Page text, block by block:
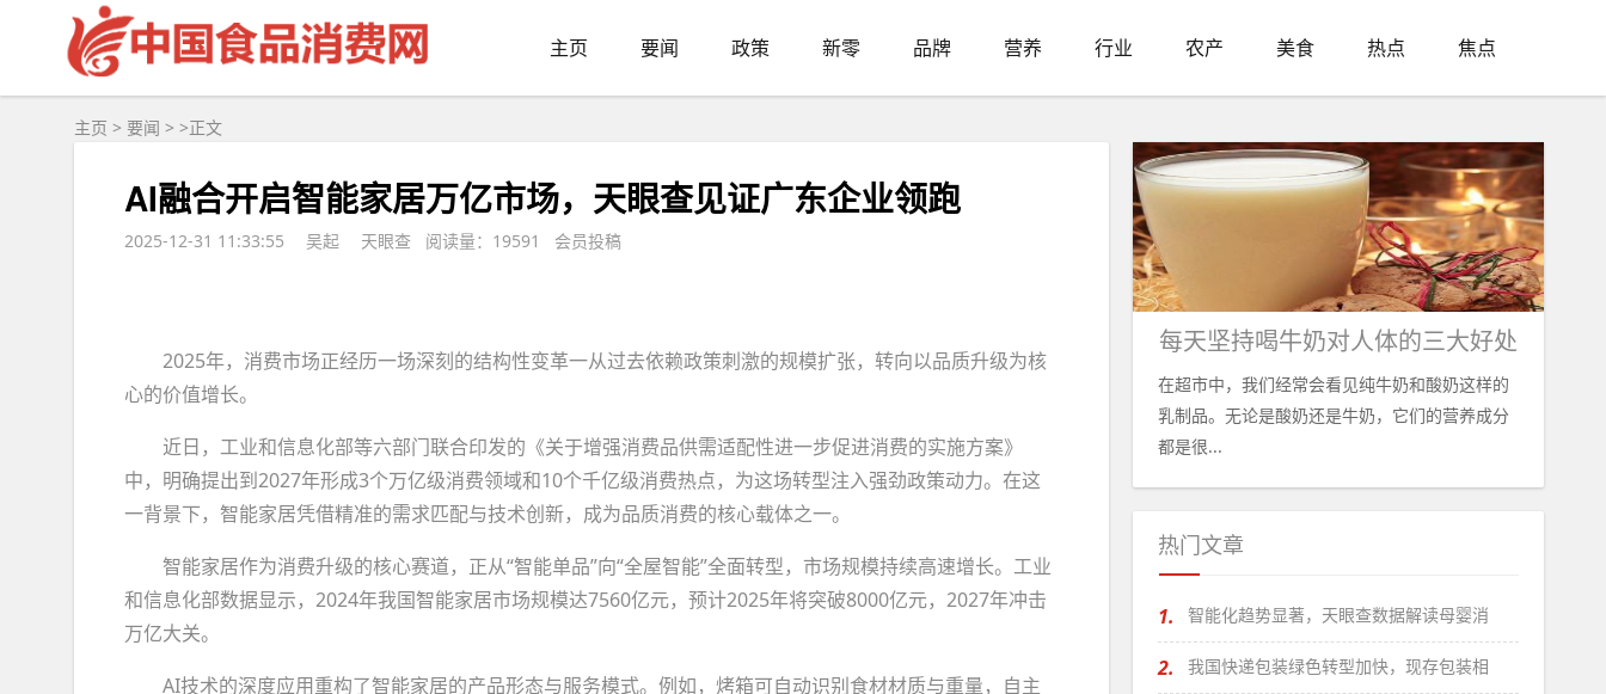
主页 要闻 政策 新零 品牌 营养 行业 农产
品
美食 热点 焦点
主页 > 要闻 > >正文
AI融合开启智能家居万亿市场，天眼查见证广东企业领跑
2025-12-31 11:33:55 吴起 天眼查 阅读量：19591 会员投稿
2025年，消费市场正经历一场深刻的结构性变革一从过去依赖政策刺激的规模扩张，转向以品质升级为核
心的价值增长。
近日，工业和信息化部等六部门联合印发的《关于增强消费品供需适配性进一步促进消费的实施方案》
中，明确提出到2027年形成3个万亿级消费领域和10个千亿级消费热点，为这场转型注入强劲政策动力。在这
一背景下，智能家居凭借精准的需求匹配与技术创新，成为品质消费的核心载体之一。
智能家居作为消费升级的核心赛道，正从“智能单品”向“全屋智能”全面转型，市场规模持续高速增长。工业
和信息化部数据显示，2024年我国智能家居市场规模达7560亿元，预计2025年将突破8000亿元，2027年冲击
万亿大关。
AI技术的深度应用重构了智能家居的产品形态与服务模式。例如，烤箱可自动识别食材材质与重量，自主
每天坚持喝牛奶对人体的三大好处
在超市中，我们经常会看见纯牛奶和酸奶这样的
乳制品。无论是酸奶还是牛奶，它们的营养成分
都是很...
热门文章
1. 智能化趋势显著，天眼查数据解读母婴消
2. 我国快递包装绿色转型加快，现存包装相